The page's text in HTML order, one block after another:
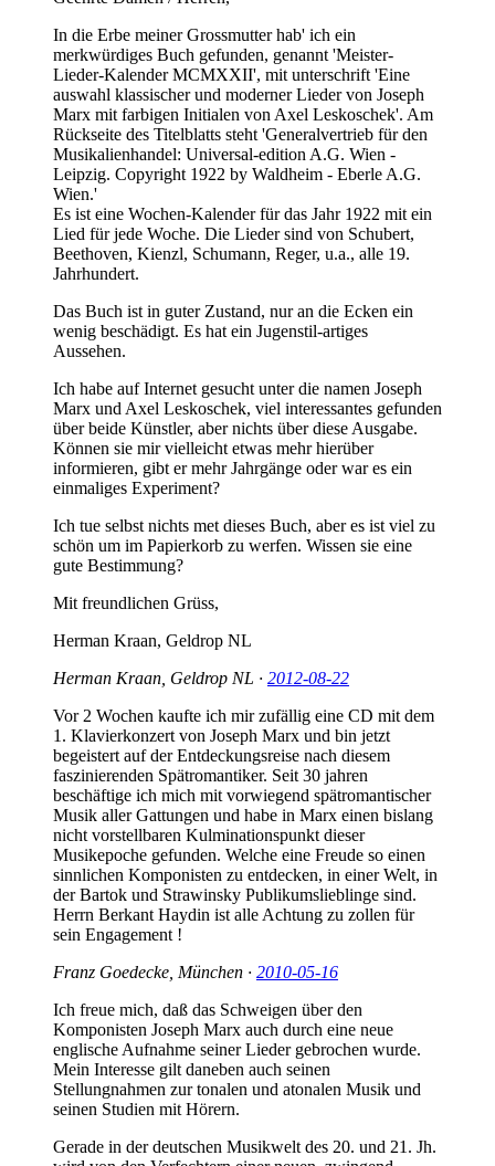
In die Erbe meiner Grossmutter hab' ich ein
merkwürdiges Buch gefunden, genannt 'Meister-
Lieder-Kalender MCMXXII', mit unterschrift 'Eine
auswahl klassischer und moderner Lieder von Joseph
Marx mit farbigen Initialen von Axel Leskoschek'. Am
Rückseite des Titelblatts steht 'Generalvertrieb für den
Musikalienhandel: Universal-edition A.G. Wien -
Leipzig. Copyright 1922 by Waldheim - Eberle A.G.
Wien.'
Es ist eine Wochen-Kalender für das Jahr 1922 mit ein
Lied für jede Woche. Die Lieder sind von Schubert,
Beethoven, Kienzl, Schumann, Reger, u.a., alle 19.
Jahrhundert.
Das Buch ist in guter Zustand, nur an die Ecken ein
wenig beschädigt. Es hat ein Jugenstil-artiges
Aussehen.
Ich habe auf Internet gesucht unter die namen Joseph
Marx und Axel Leskoschek, viel interessantes gefunden
über beide Künstler, aber nichts über diese Ausgabe.
Können sie mir vielleicht etwas mehr hierüber
informieren, gibt er mehr Jahrgänge oder war es ein
einmaliges Experiment?
Ich tue selbst nichts met dieses Buch, aber es ist viel zu
schön um im Papierkorb zu werfen. Wissen sie eine
gute Bestimmung?
Mit freundlichen Grüss,
Herman Kraan, Geldrop NL
Herman Kraan, Geldrop NL · 2012-08-22
Vor 2 Wochen kaufte ich mir zufällig eine CD mit dem
1. Klavierkonzert von Joseph Marx und bin jetzt
begeistert auf der Entdeckungsreise nach diesem
faszinierenden Spätromantiker. Seit 30 jahren
beschäftige ich mich mit vorwiegend spätromantischer
Musik aller Gattungen und habe in Marx einen bislang
nicht vorstellbaren Kulminationspunkt dieser
Musikepoche gefunden. Welche eine Freude so einen
sinnlichen Komponisten zu entdecken, in einer Welt, in
der Bartok und Strawinsky Publikumslieblinge sind.
Herrn Berkant Haydin ist alle Achtung zu zollen für
sein Engagement !
Franz Goedecke, München · 2010-05-16
Ich freue mich, daß das Schweigen über den
Komponisten Joseph Marx auch durch eine neue
englische Aufnahme seiner Lieder gebrochen wurde.
Mein Interesse gilt daneben auch seinen
Stellungnahmen zur tonalen und atonalen Musik und
seinen Studien mit Hörern.
Gerade in der deutschen Musikwelt des 20. und 21. Jh.